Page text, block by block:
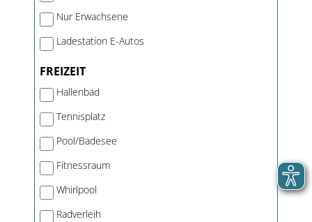
Nur Erwachsene
Ladestation E-Autos
FREIZEIT
Hallenbad
Tennisplatz
Pool/Badesee
Fitnessraum
Whirlpool
Radverleih